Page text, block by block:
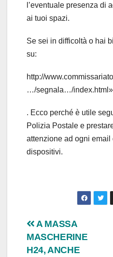
l’eventuale presenza di
ai tuoi spazi.
Se sei in difficoltà o hai
su:
http://
…/segnala…/
. Ecco perché è utile
Polizia Postale e
attenzione ad ogni
dispositivi.
articoli
A MASSA
MASCHERINE
H24, ANCHE